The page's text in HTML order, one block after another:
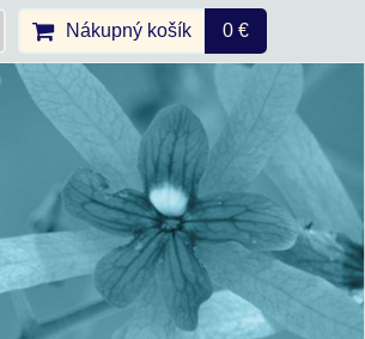
Nákupný košík 0 €